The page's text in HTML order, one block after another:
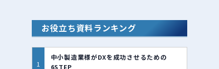
お役立ち資料ランキング
中小製造業様がDXを成功させるための
6STEP